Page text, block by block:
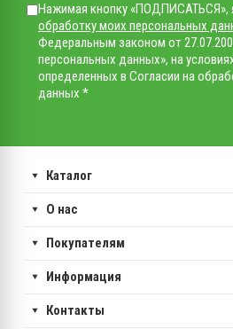
Нажимая кнопку «ПОДПИСАТЬСЯ»,
обработку моих персональных
Федеральным законом от
персональных данных», на
определенных в Согласии на
данных *
Каталог
О нас
Покупателям
Информация
Контакты